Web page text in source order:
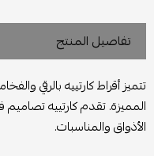
تفاصيل المنتج
تتميز أقراط كارتييه بالرقي
المميزة. تقدم كارتييه
الأذواق والمناسبات.